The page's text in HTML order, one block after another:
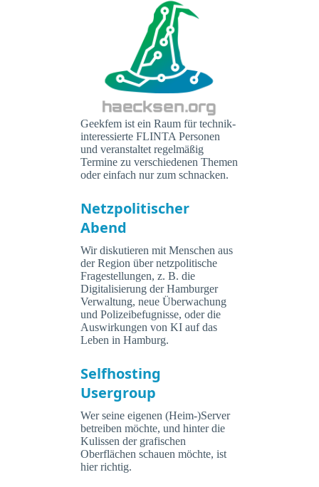
Geekfem ist ein Raum für technik-
interessierte FLINTA Personen
und veranstaltet regelmäßig
Termine zu verschiedenen Themen
oder einfach nur zum schnacken.
Netzpolitischer
Abend
Wir diskutieren mit Menschen aus
der Region über netzpolitische
Fragestellungen, z. B. die
Digitalisierung der Hamburger
Verwaltung, neue Überwachung
und Polizeibefugnisse, oder die
Auswirkungen von KI auf das
Leben in Hamburg.
Selfhosting
Usergroup
Wer seine eigenen (Heim-)Server
betreiben möchte, und hinter die
Kulissen der grafischen
Oberflächen schauen möchte, ist
hier richtig.